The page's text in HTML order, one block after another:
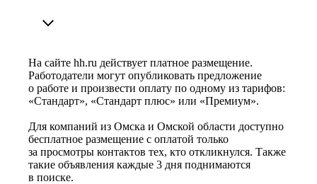
На сайте hh.ru действует платное размещение.
Работодатели могут опубликовать предложение
о работе и произвести оплату по одному из тарифов:
«Стандарт», «Стандарт плюс» или «Премиум».
Для компаний из Омска и Омской области доступно
бесплатное размещение с оплатой только
за просмотры контактов тех, кто откликнулся. Также
такие объявления каждые 3 дня поднимаются
в поиске.